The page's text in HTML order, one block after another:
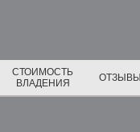
СТОИМОСТЬ
ВЛАДЕНИЯ
ОТЗЫВЫ